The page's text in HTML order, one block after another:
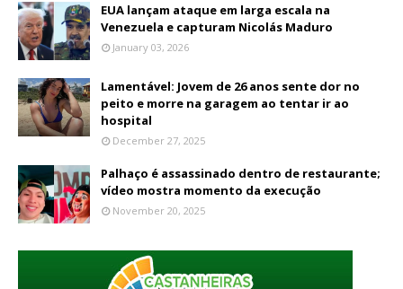
EUA lançam ataque em larga escala na
Venezuela e capturam Nicolás Maduro
January 03, 2026
Lamentável: Jovem de 26 anos sente dor no
peito e morre na garagem ao tentar ir ao
hospital
December 27, 2025
Palhaço é assassinado dentro de restaurante;
vídeo mostra momento da execução
November 20, 2025